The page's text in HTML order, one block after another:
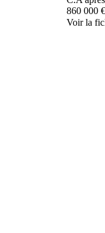
860 000 €
Voir la